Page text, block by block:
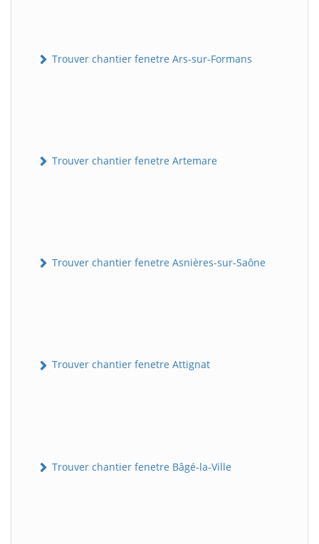
Trouver chantier fenetre Ars-sur-Formans
Trouver chantier fenetre Artemare
Trouver chantier fenetre Asnières-sur-Saône
Trouver chantier fenetre Attignat
Trouver chantier fenetre Bâgé-la-Ville